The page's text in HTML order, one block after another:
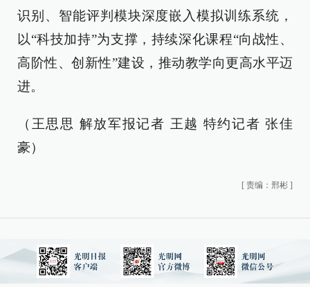
识别、智能评判模块深度嵌入模拟训练系统，
以“科技加持”为支撑，持续深化课程“向战性、
高阶性、创新性”建设，推动教学向更高水平迈
进。
（王思思 解放军报记者 王越 特约记者 张佳
豪）
[ 责编：邢彬 ]